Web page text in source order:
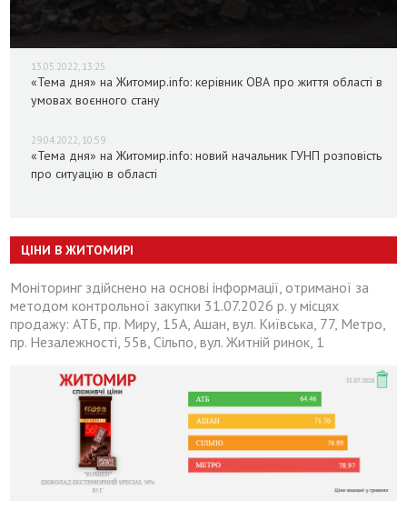
13.05.2022, 13:25
«Тема дня» на Житомир.info: керівник ОВА про життя області в
умовах воєнного стану
29.04.2022, 10:59
«Тема дня» на Житомир.info: новий начальник ГУНП розповість
про ситуацію в області
ЦІНИ В ЖИТОМИРІ
Моніторинг здійснено на основі інформації, отриманої за
методом контрольної закупки 31.07.2026 р. у місцях
продажу: АТБ, пр. Миру, 15А, Ашан, вул. Київська, 77, Метро,
пр. Незалежності, 55в, Сільпо, вул. Житній ринок, 1